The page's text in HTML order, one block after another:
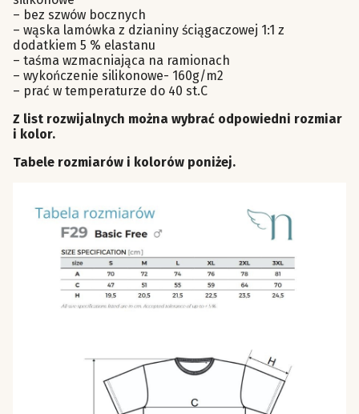
– bez szwów bocznych
– wąska lamówka z dzianiny ściągaczowej 1:1 z
dodatkiem 5 % elastanu
– taśma wzmacniająca na ramionach
– wykończenie silikonowe- 160g/m2
– prać w temperaturze do 40 st.C
Z list rozwijalnych można wybrać odpowiedni rozmiar
i kolor.
Tabele rozmiarów i kolorów poniżej.